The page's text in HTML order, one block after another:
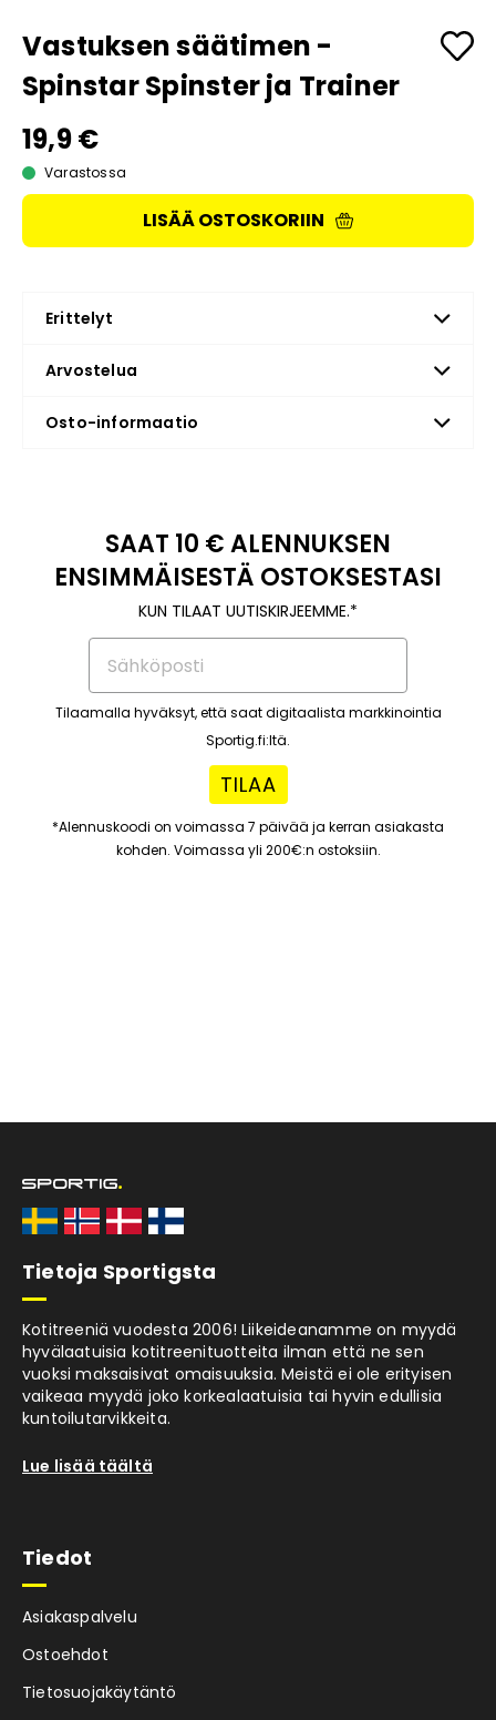
Vastuksen säätimen -
Spinstar Spinster ja Trainer
19,9 €
Varastossa
LISÄÄ OSTOSKORIIN
Erittelyt
Arvostelua
Osto-informaatio
SAAT 10 € ALENNUKSEN
ENSIMMÄISESTÄ OSTOKSESTASI
KUN TILAAT UUTISKIRJEEMME.*
Tilaamalla hyväksyt, että saat digitaalista markkinointia
Sportig.fi:ltä.
TILAA
*Alennuskoodi on voimassa 7 päivää ja kerran asiakasta
kohden. Voimassa yli 200€:n ostoksiin.
Tietoja Sportigsta
Kotitreeniä vuodesta 2006! Liikeideanamme on myydä
hyvälaatuisia kotitreenituotteita ilman että ne sen
vuoksi maksaisivat omaisuuksia. Meistä ei ole erityisen
vaikeaa myydä joko korkealaatuisia tai hyvin edullisia
kuntoilutarvikkeita.
Lue lisää täältä
Tiedot
Asiakaspalvelu
Ostoehdot
Tietosuojakäytäntö